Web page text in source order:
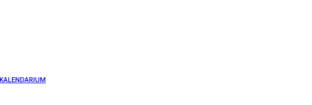
KALENDARIUM